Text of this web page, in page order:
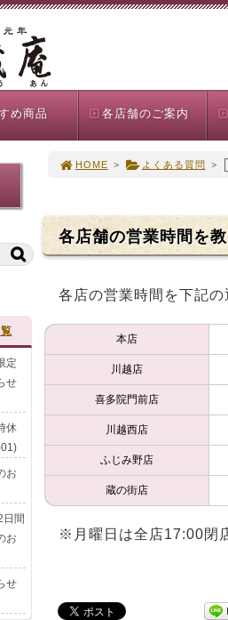
め商品 各店舗のご案内
HOME > よくある質問 >
各店舗の営業時間を
各店の営業時間を下記の
本店
川越店
喜多院門前店
川越西店
ふじみ野店
蔵の街店
※月曜日は全店17:00閉
定
せ
休
お
日間
お
せ